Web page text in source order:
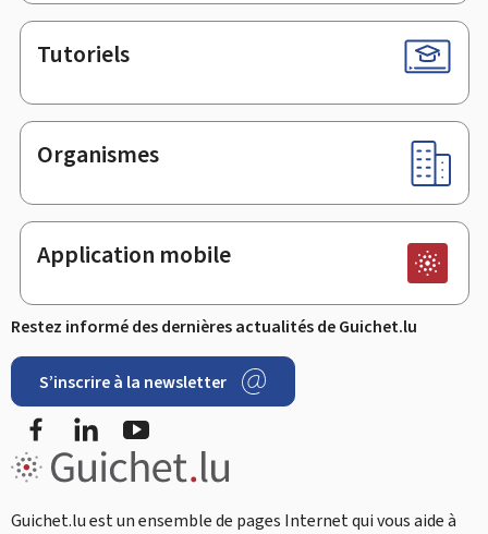
Tutoriels
Organismes
Application mobile
Restez informé des dernières actualités de Guichet.lu
S’inscrire à la newsletter
FacebookLinkedIn
Guichet.lu est un ensemble de pages Internet qui vous aide à